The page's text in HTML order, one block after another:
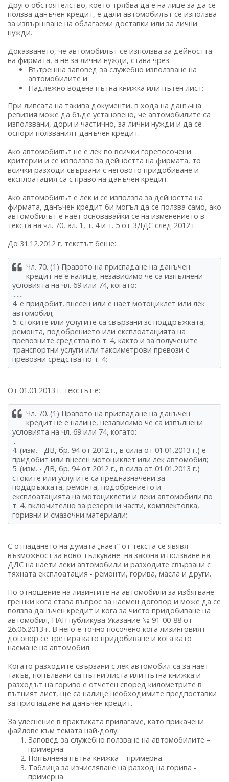
Друго обстоятелство, което трябва да е на лице за да се
ползва данъчен кредит, е дали автомобилът се използва
за извършване на облагаеми доставки или за лични
нужди.
Доказването, че автомобилът се използва за дейността
на фирмата, а не за лични нужди, става чрез:
Вътрешна заповед за служебно използване на
автомобилите и
Надлежно водена пътна книжка или пътен лист;
При липсата на такива документи, в хода на данъчна
ревизия може да бъде установено, че автомобилите са
използвани, дори и частично, за лични нужди и да се
оспори ползваният данъчен кредит.
Ако автомобилът не е лек по всички горепосочени
критерии и се използва за дейността на фирмата, то
всички разходи свързани с неговото придобиване и
експлоатация са с право на данъчен кредит.
Ако автомобилът е лек и се използва за дейността на
фирмата, данъчен кредит би могъл да се ползва само, ако
автомобилът е нает основавайки се на изменението в
текста на чл. 70, ал. 1, т. 4 и т. 5 от ЗДДС след 2012 г.
До 31.12.2012 г. текстът беше:
Чл. 70. (1) Правото на приспадане на данъчен
кредит не е налице, независимо че са изпълнени
условията на чл. 69 или 74, когато:
.......
4. е придобит, внесен или е нает мотоциклет или лек
автомобил;
5. стоките или услугите са свързани зс поддръжката,
ремонта, подобрението или експлоатацията на
превозните средства по т. 4, както и за получените
транспортни услуги или таксиметрови превози с
превозни средства по т. 4;
От 01.01.2013 г. текстът е:
Чл. 70. (1) Правото на приспадане на данъчен
кредит не е налице, независимо че са изпълнени
условията на чл. 69 или 74, когато:
...
4. (изм. - ДВ, бр. 94 от 2012 г., в сила от 01.01.2013 г.) е
придобит или внесен мотоциклет или лек автомобил;
5. (изм. - ДВ, бр. 94 от 2012 г., в сила от 01.01.2013 г.)
стоките или услугите са предназначени за
поддръжката, ремонта, подобрението и
експлоатацията на мотоциклети и леки автомобили по
т. 4, включително за резервни части, комплектовка,
горивни и смазочни материали;
С отпадането на думата „нает” от текста се явявя
възможност за ново тълкуване на закона и ползване на
ДДС на наети леки автомобили и разходите свързани с
тяхната експлоатация - ремонти, горива, масла и други.
По отношение на лизингите на автомобили за избягване
грешки кога става въпрос за наемен договор и може да се
ползва данъчен кредит и кога за чисто придобиване на
автомобил, НАП публикува Указание № 91-00-88 от
26.06.2013 г. В него е точно посочено кога лизинговият
договор се третира като придобиване и кога като
наемане на автомобил.
Когато разходите свързани с лек автомобил са за нает
такъв, попълвани са пътни листа или пътна книжка и
разходът на гориво е отчетен според километрите в
пътният лист, ще са налице необходимите предпоставки
за приспадане на данъчен кредит.
За улеснение в практиката прилагаме, като прикачени
файлове към темата най-долу:
Заповед за служебно ползване на автомобилите –
примерна.
Попълнена пътна книжка – примерна.
Таблица за изчисляване на разход на горива -
примерна